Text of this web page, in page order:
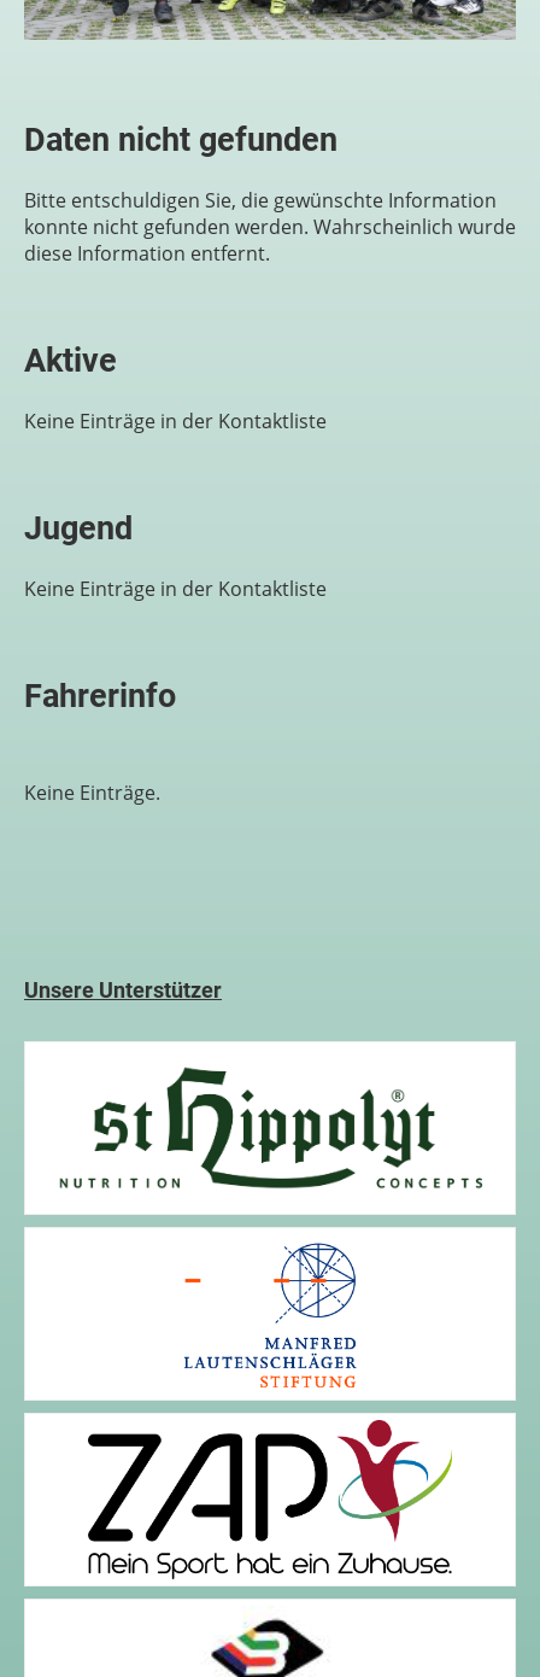
Daten nicht gefunden
Bitte entschuldigen Sie, die gewünschte Information
konnte nicht gefunden werden. Wahrscheinlich wurde
diese Information entfernt.
Aktive
Keine Einträge in der Kontaktliste
Jugend
Keine Einträge in der Kontaktliste
Fahrerinfo
Keine Einträge.
Unsere Unterstützer